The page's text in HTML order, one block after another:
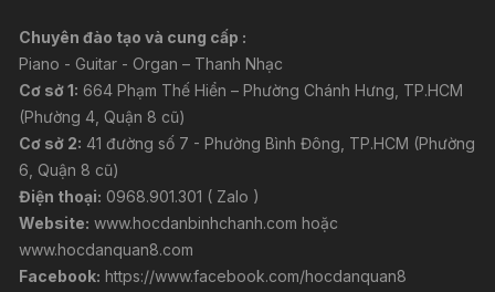
Chuyên đào tạo và cung cấp :
Piano - Guitar - Organ – Thanh Nhạc
Cơ sở 1: 664 Phạm Thế Hiển – Phường Chánh Hưng, TP.HCM
(Phường 4, Quận 8 cũ)
Cơ sở 2: 41 đường số 7 - Phường Bình Đông, TP.HCM (Phường
6, Quận 8 cũ)
Điện thoại: 0968.901.301 ( Zalo )
Website: www.hocdanbinhchanh.com hoặc
www.hocdanquan8.com
Facebook: https://www.facebook.com/hocdanquan8